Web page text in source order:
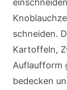
schneiden.
Kartoffeln,
Auflaufform
bedecken